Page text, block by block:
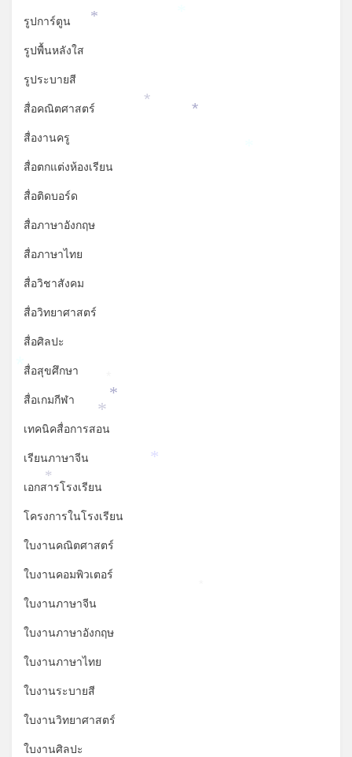
รูปการ์ตูน
รูปพื้นหลังใส
รูประบายสี
สื่อคณิตศาสตร์
สื่องานครู
สื่อตกแต่งห้องเรียน
สื่อติดบอร์ด
สื่อภาษาอังกฤษ
สื่อภาษาไทย
สื่อวิชาสังคม
สื่อวิทยาศาสตร์
สื่อศิลปะ
สื่อสุขศึกษา
สื่อเกมกีฬา
เทคนิคสื่อการสอน
เรียนภาษาจีน
เอกสารโรงเรียน
โครงการในโรงเรียน
ใบงานคณิตศาสตร์
ใบงานคอมพิวเตอร์
ใบงานภาษาจีน
ใบงานภาษาอังกฤษ
ใบงานภาษาไทย
ใบงานระบายสี
ใบงานวิทยาศาสตร์
ใบงานศิลปะ
*
*
*